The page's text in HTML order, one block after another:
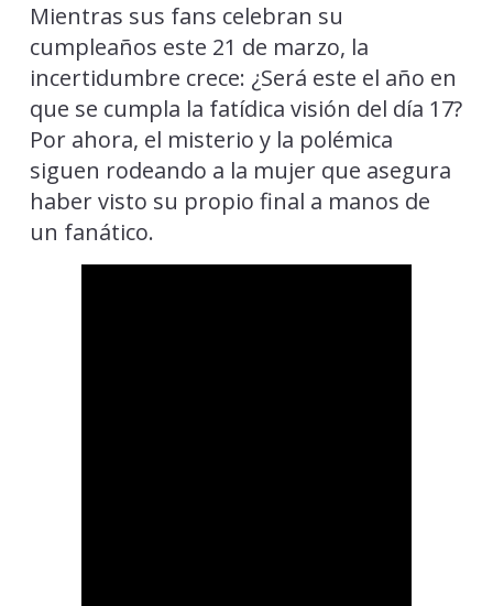
Mientras sus fans celebran su
cumpleaños este 21 de marzo, la
incertidumbre crece: ¿Será este el año en
que se cumpla la fatídica visión del día 17?
Por ahora, el misterio y la polémica
siguen rodeando a la mujer que asegura
haber visto su propio final a manos de
un fanático.